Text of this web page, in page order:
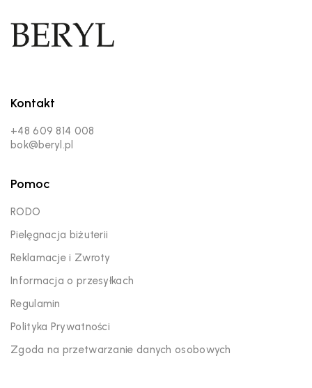
Kontakt
+48 609 814 008
bok@beryl.pl
Pomoc
RODO
Pielęgnacja biżuterii
Reklamacje i Zwroty
Informacja o przesyłkach
Regulamin
Polityka Prywatności
Zgoda na przetwarzanie danych osobowych